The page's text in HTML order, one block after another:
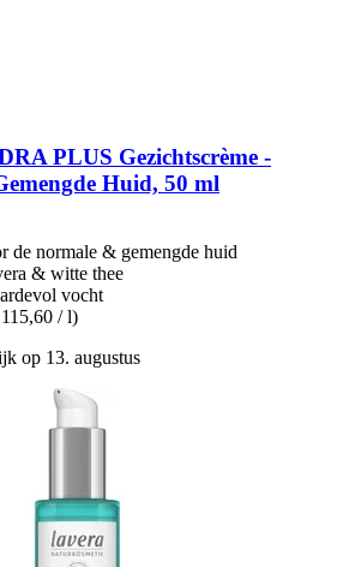
PLUS Gezichtscrème -​
Huid, 50 ml
de normale & gemengde huid
& witte thee
vocht
/ l)
op 13. augustus